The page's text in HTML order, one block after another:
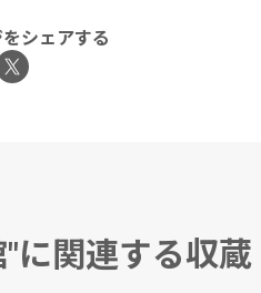
シェアする
に関連する収蔵